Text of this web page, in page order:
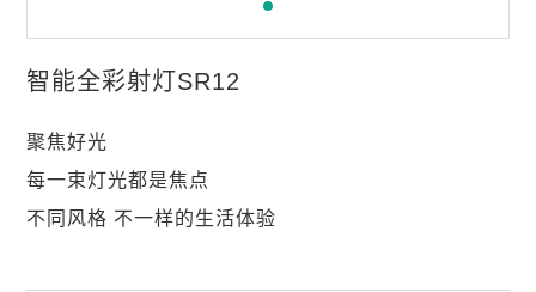
智能全彩射灯SR12
聚焦好光
每一束灯光都是焦点
不同风格 不一样的生活体验